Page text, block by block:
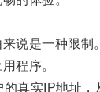
说是一种限制。
程序。
实IP地址，